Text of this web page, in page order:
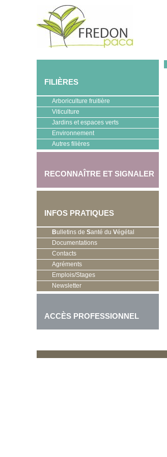
FILIÈRES
Arboriculture fruitière
Viticulture
Jardins et espaces verts
Environnement
Autres filières
RECONNAÎTRE ET SIGNALER
INFOS PRATIQUES
Bulletins de Santé du Végétal
Documentations
Contacts
Agréments
Emplois/Stages
Newsletter
ACCÈS PROFESSIONNEL